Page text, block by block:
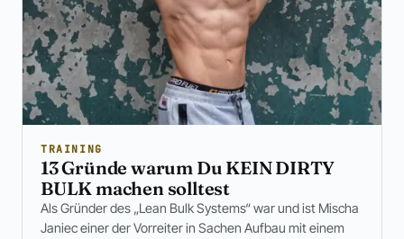
TRAINING
13 Gründe warum Du KEIN DIRTY
BULK machen solltest
Als Gründer des „Lean Bulk Systems“ war und ist Mischa
Janiec einer der Vorreiter in Sachen Aufbau mit einem